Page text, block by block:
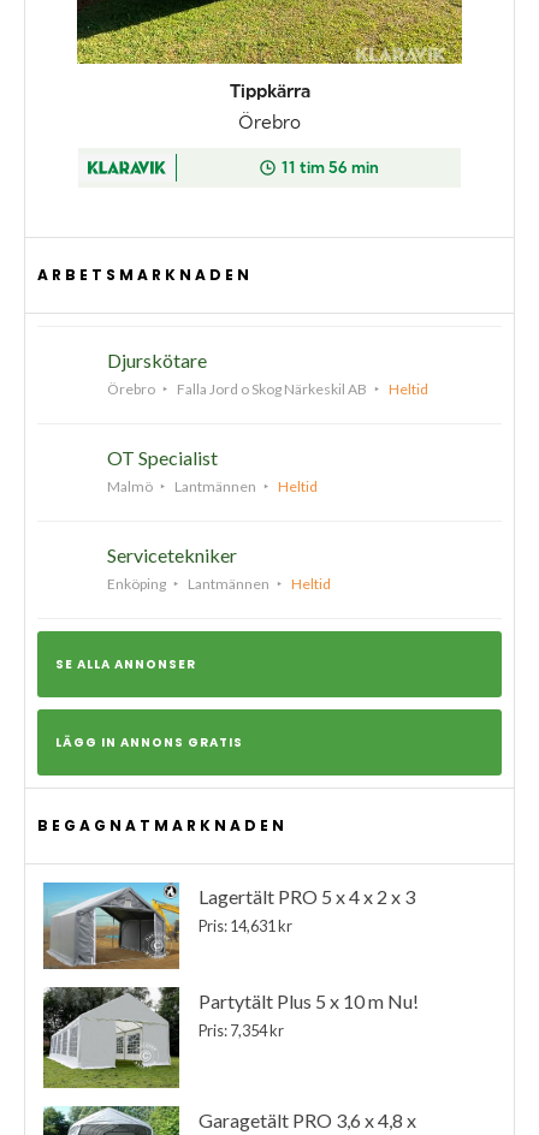
ARBETSMARKNADEN
Djurskötare
Örebro Falla Jord o Skog Närkeskil AB Heltid
OT Specialist
Malmö Lantmännen Heltid
Servicetekniker
Enköping Lantmännen Heltid
SE ALLA ANNONSER
LÄGG IN ANNONS GRATIS
BEGAGNATMARKNADEN
Lagertält PRO 5 x 4 x 2 x 3
Pris: 14,631 kr
Partytält Plus 5 x 10 m Nu!
Pris: 7,354 kr
Garagetält PRO 3,6 x 4,8 x